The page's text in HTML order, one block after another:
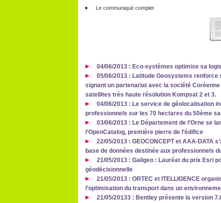
Le communiqué complet
04/06/2013 : Eco-systèmes optimise sa
05/06/2013 : Latitude Geosystems
signant un partenariat avec la société
satellites très haute résolution Kompsat 2 et 3.
04/06/2013 : Le service de géolocalisation
professionnels sur les 70 hectares du 50ème
03/06/2013 : Le Département de l’Orne se
l’OpenCatalog, première pierre de l’édifice
22/05/2013 : GEOCONCEPT et AAA-DATA
base de données destinée aux professionnels
21/05/2013 : Galigeo : Lauréat du prix Esri
géodécisionnelle
21/05/2013 : ORTEC et ITELLIGENCE
l’optimisation du transport dans un
21/05/20133 : Bentley présente la version